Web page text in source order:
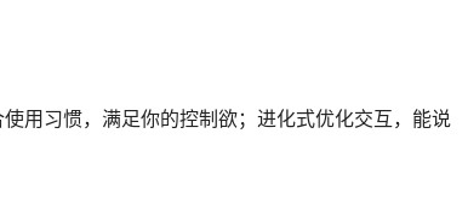
用习惯，满足你的控制欲；进化式优化交互，能说